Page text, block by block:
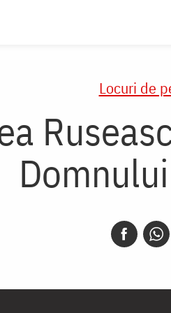
Locuri de